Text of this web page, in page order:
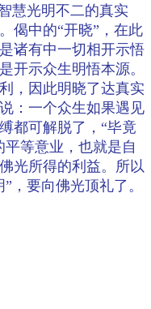
慧光明不二的真实
偈中的“开晓”，在此
诸有中一切相开示悟
开示众生明悟本源。
，因此明晓了达真实
：一个众生如果遇见
都可解脱了，“毕竟
等意业，也就是自
光所得的利益。所以
，要向佛光顶礼了。